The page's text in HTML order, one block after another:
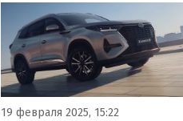
Это стало возможным
благодаря заключению
партнерского соглашения с Т-
Банком, о чем рассказали в
пресс-службе Xcite.
19 февраля 2025, 15:22